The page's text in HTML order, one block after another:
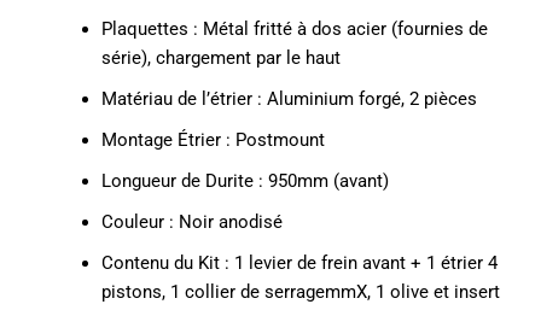
Plaquettes : Métal fritté à dos acier (fournies de
série), chargement par le haut
Matériau de l’étrier : Aluminium forgé, 2 pièces
Montage Étrier : Postmount
Longueur de Durite : 950mm (avant)
Couleur : Noir anodisé
Contenu du Kit : 1 levier de frein avant + 1 étrier 4
pistons, 1 collier de serragemmX, 1 olive et insert